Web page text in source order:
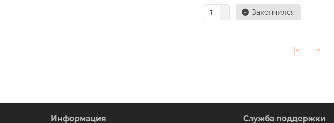
Закончился
|< <
Информация Служба поддержки